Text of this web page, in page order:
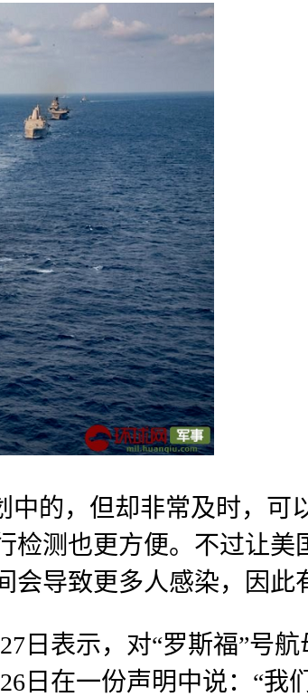
中的，但却非常及时，
检测也更方便。不过让
导致更多人感染，因此
日表示，对“罗斯福”号
日在一份声明中说：“